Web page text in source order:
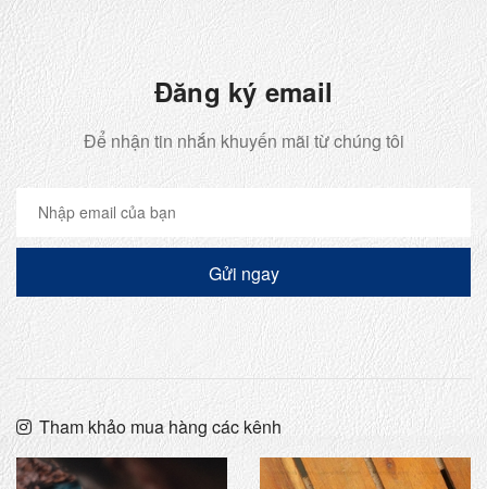
Đăng ký email
Để nhận tin nhắn khuyến mãi từ chúng tôi
Gửi ngay
Tham khảo mua hàng các kênh